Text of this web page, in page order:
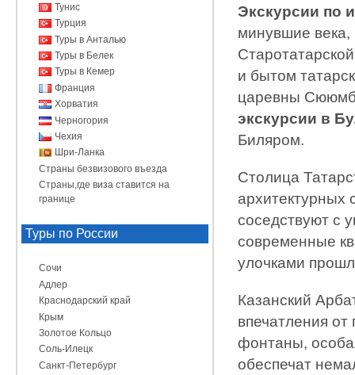
Экскурсии по
минувшие
и бытом
царевны
экскурсии в
Биляром.
Столица
архитектурных
соседствуют с
современные
улочками
Казанский
впечатления
фонтаны,
обеспечат
Тунис
Турция
Туры в Анталью
Туры в Белек
Туры в Кемер
Франция
Хорватия
Черногория
Чехия
Шри-Ланка
Страны безвизового въезда
Страны,где виза ставится на
границе
Туры по России
Сочи
Адлер
Краснодарский край
Крым
Золотое Кольцо
Соль-Илецк
Санкт-Петербург